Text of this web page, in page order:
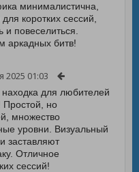
минималистична,
коротких сессий,
и повеселиться.
аркадных битв!
2025 01:03
для любителей
но
множество
уровни. Визуальный
заставляют
Отличное
сессий!